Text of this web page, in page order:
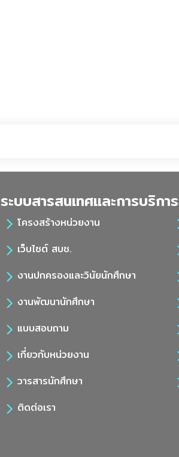
ระบบสารสนเทศและการบริการ
โครงสร้างหน่วยงาน
เว็บไซต์ สบช.
งานปกครองและวินัยนักศึกษา
งานพัฒนานักศึกษา
แบบสอบถาม
เกี่ยวกับหน่วยงาน
วารสารนักศึกษา
ติดต่อเรา